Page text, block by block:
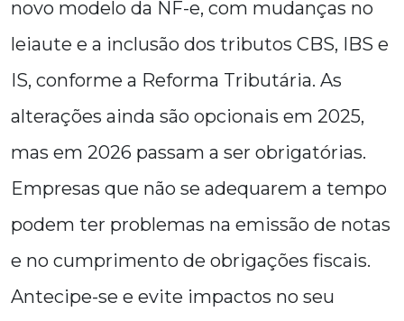
novo modelo da NF-e, com mudanças no
leiaute e a inclusão dos tributos CBS, IBS e
IS, conforme a Reforma Tributária. As
alterações ainda são opcionais em 2025,
mas em 2026 passam a ser obrigatórias.
Empresas que não se adequarem a tempo
podem ter problemas na emissão de notas
e no cumprimento de obrigações fiscais.
Antecipe-se e evite impactos no seu